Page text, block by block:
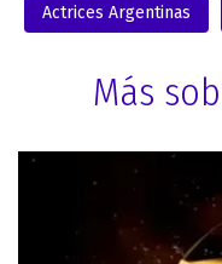
Actrices Argentinas
Más